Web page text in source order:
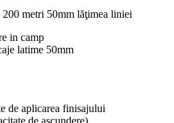
metri 50mm lăţimea liniei
in camp
latime 50mm
de aplicarea finisajului